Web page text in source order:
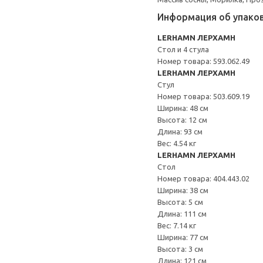
Информация об
LERHAMN ЛЕРХАМН
Стол и 4 стула
Номер товара: 593.062.49
LERHAMN ЛЕРХАМН
Стул
Номер товара: 503.609.19
Ширина: 48 см
Высота: 12 см
Длина: 93 см
Вес: 4.54 кг
LERHAMN ЛЕРХАМН
Стол
Номер товара: 404.443.02
Ширина: 38 см
Высота: 5 см
Длина: 111 см
Вес: 7.14 кг
Ширина: 77 см
Высота: 3 см
Длина: 121 см